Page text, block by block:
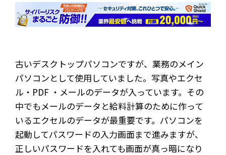
古いデスクトップパソコンですが、業務のメイン
パソコンとして使用していました。写真やエクセ
ル・PDF ・メールのデータが入っています。その
中でもメールのデータと給料計算のために作って
いるエクセルのデータが最重要です。パソコンを
起動してパスワードの入力画面まで進みますが、
正しいパスワードを入れても画面が真っ暗になり